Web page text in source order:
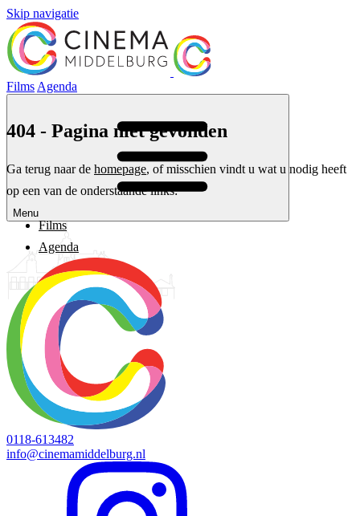
Skip navigatie
Films Agenda
Menu
404 - Pagina niet gevonden
Ga terug naar de homepage, of misschien vindt u wat u nodig heeft
op een van de onderstaande links:
Films
Agenda
0118-613482
info@cinemamiddelburg.nl